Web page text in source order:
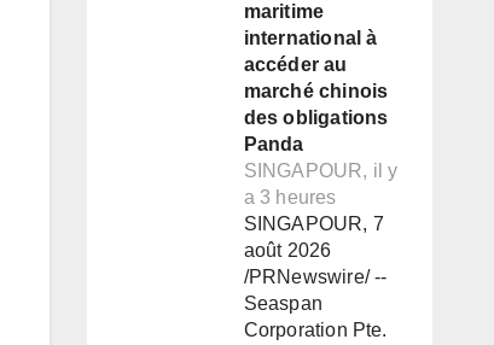
maritime
international à
accéder au
marché chinois
des obligations
Panda
SINGAPOUR, il y
a 3 heures
SINGAPOUR, 7
août 2026
/PRNewswire/ --
Seaspan
Corporation Pte.